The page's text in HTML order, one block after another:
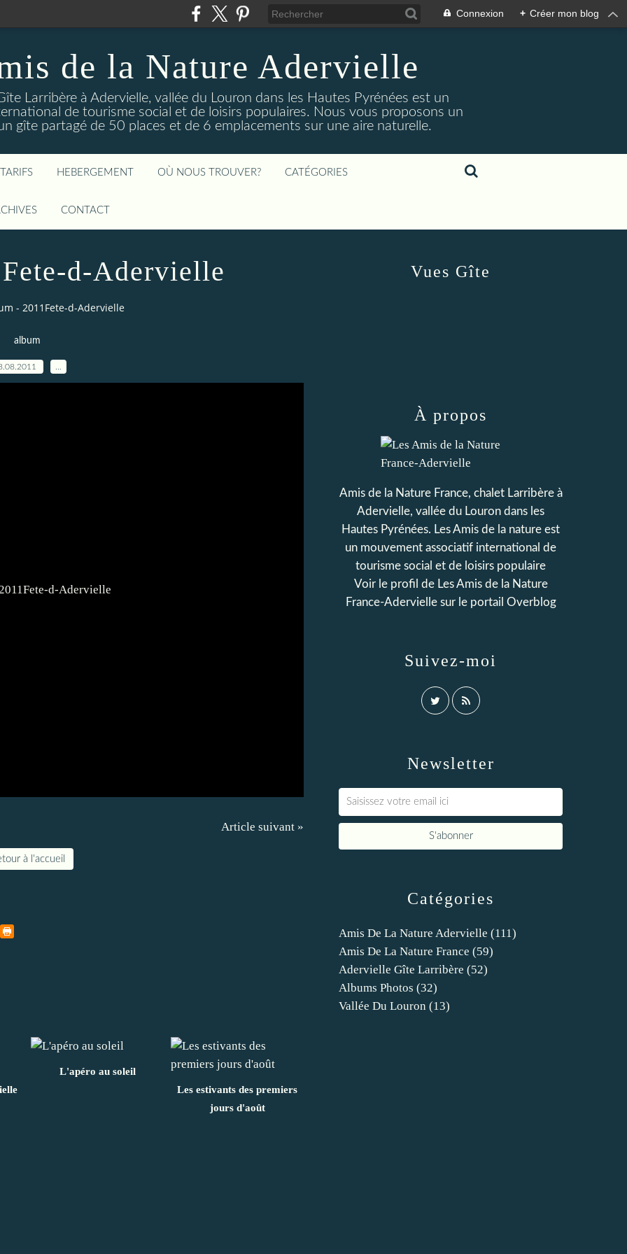
Connexion + Créer mon blog
de la Nature Adervielle
Larribère à Adervielle, vallée du Louron dans les Hautes Pyrénées est un
de tourisme social et de loisirs populaires. Nous vous proposons un
gîte partagé de 50 places et de 6 emplacements sur une aire naturelle.
TARIFS HEBERGEMENT OÙ NOUS TROUVER? CATÉGORIES
CONTACT
d-Adervielle
- 2011Fete-d-Adervielle
album
Article suivant »
à l'accueil
L'apéro au soleil
Les estivants des premiers
jours d'août
Newsletter
Catégories
Amis De La Nature Adervielle (111)
Amis De La Nature France (59)
Adervielle Gîte Larribère (52)
Albums Photos (32)
Vallée Du Louron (13)
Suivez-moi
À propos
Amis de la Nature France, chalet Larribère à
Adervielle, vallée du Louron dans les
Hautes Pyrénées. Les Amis de la nature est
un mouvement associatif international de
tourisme social et de loisirs populaire
Voir le profil de Les Amis de la Nature
France-Aderviellesur le portail Overblog
Vues Gîte